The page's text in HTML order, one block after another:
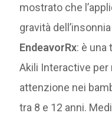
mostrato che
gravità
EndeavorRx: è una
Akili Interactive per
attenzione nei
tra 8 e 12 anni.